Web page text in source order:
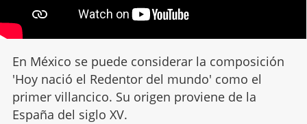
En México se puede considerar la composición
'Hoy nació el Redentor del mundo' como el
primer villancico. Su origen proviene de la
España del siglo XV.